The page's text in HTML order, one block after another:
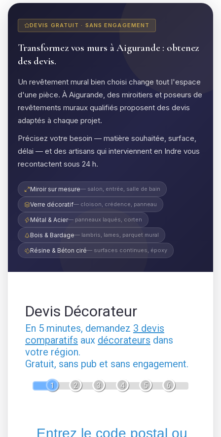
DEVIS GRATUIT · SANS ENGAGEMENT
Transformez vos murs à Aigurande : obtenez
des devis.
Un revêtement mural bien choisi change tout l'espace
d'une pièce. À Aigurande, des miroitiers et poseurs de
revêtements muraux qualifiés proposent des devis
adaptés à chaque projet.
Précisez votre besoin — matière souhaitée, surface,
délai — et des artisans qui interviennent en Indre vous
recontactent sous 24 h.
Miroir sur mesure— salon, entrée, salle de bain
Verre décoratif— cloison, crédence, panneau
Métal & Acier— panneaux laqués, corten
Bois & Bardage— lambris, lames, parquet mural
Résine & Béton ciré— surfaces continues, époxy
Devis Décorateur
En 5 minutes, demandez 3 devis
comparatifs aux décorateurs dans
votre région.
Gratuit, sans pub et sans engagement.
1 2 3 4 5 6
Entrez le code postal ou